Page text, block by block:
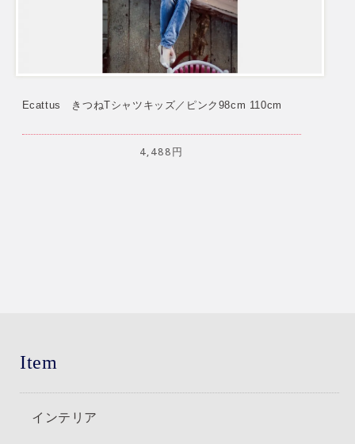
Ecattus きつねTシャツキッズ／ピンク98cm 110cm
4,488円
Item
インテリア